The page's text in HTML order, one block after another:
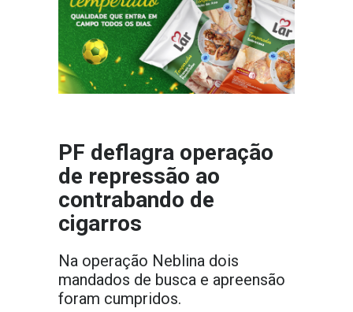
PF deflagra operação
de repressão ao
contrabando de
cigarros
Na operação Neblina dois
mandados de busca e apreensão
foram cumpridos.